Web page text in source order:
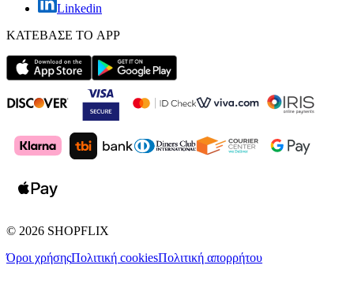
Linkedin
ΚΑΤΕΒΑΣΕ ΤΟ APP
© 2026 SHOPFLIX
Όροι χρήσηςΠολιτική cookiesΠολιτική απορρήτου